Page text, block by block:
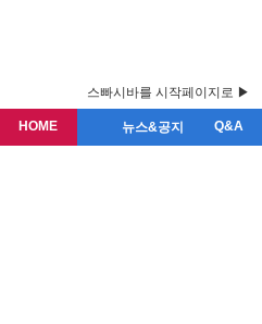
스빠시바를 시작페이지로 ▶
HOME 뉴스&공지 Q&A